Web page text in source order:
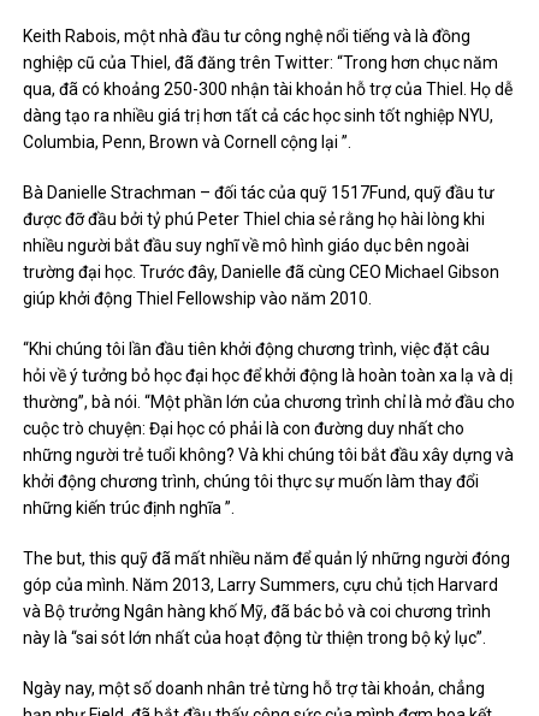
Keith Rabois, một nhà đầu tư công nghệ nổi tiếng và là đồng
nghiệp cũ của Thiel, đã đăng trên Twitter: “Trong hơn chục năm
qua, đã có khoảng 250-300 nhận tài khoản hỗ trợ của Thiel. Họ dễ
dàng tạo ra nhiều giá trị hơn tất cả các học sinh tốt nghiệp NYU,
Columbia, Penn, Brown và Cornell cộng lại ”.
Bà Danielle Strachman – đối tác của quỹ 1517Fund, quỹ đầu tư
được đỡ đầu bởi tỷ phú Peter Thiel chia sẻ rằng họ hài lòng khi
nhiều người bắt đầu suy nghĩ về mô hình giáo dục bên ngoài
trường đại học. Trước đây, Danielle đã cùng CEO Michael Gibson
giúp khởi động Thiel Fellowship vào năm 2010.
“Khi chúng tôi lần đầu tiên khởi động chương trình, việc đặt câu
hỏi về ý tưởng bỏ học đại học để khởi động là hoàn toàn xa lạ và dị
thường”, bà nói. “Một phần lớn của chương trình chỉ là mở đầu cho
cuộc trò chuyện: Đại học có phải là con đường duy nhất cho
những người trẻ tuổi không? Và khi chúng tôi bắt đầu xây dựng và
khởi động chương trình, chúng tôi thực sự muốn làm thay đổi
những kiến ​​trúc định nghĩa ”.
The but, this quỹ đã mất nhiều năm để quản lý những người đóng
góp của mình. Năm 2013, Larry Summers, cựu chủ tịch Harvard
và Bộ trưởng Ngân hàng khố Mỹ, đã bác bỏ và coi chương trình
này là “sai sót lớn nhất của hoạt động từ thiện trong bộ kỷ lục”.
Ngày nay, một số doanh nhân trẻ từng hỗ trợ tài khoản, chẳng